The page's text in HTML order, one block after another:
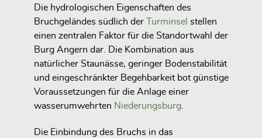
Die hydrologischen Eigenschaften des
Bruchgeländes südlich der Turminsel stellen
einen zentralen Faktor für die Standortwahl der
Burg Angern dar. Die Kombination aus
natürlicher Staunässe, geringer Bodenstabilität
und eingeschränkter Begehbarkeit bot günstige
Voraussetzungen für die Anlage einer
wasserumwehrten Niederungsburg.
Die Einbindung des Bruchs in das